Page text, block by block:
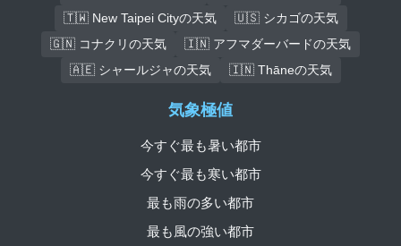
🇹🇼 New Taipei Cityの天気
🇺🇸 シカゴの天気
🇬🇳 コナクリの天気
🇮🇳 アフマダーバードの天気
🇦🇪 シャールジャの天気
🇮🇳 Thāneの天気
気象極値
今すぐ最も暑い都市
今すぐ最も寒い都市
最も雨の多い都市
最も風の強い都市